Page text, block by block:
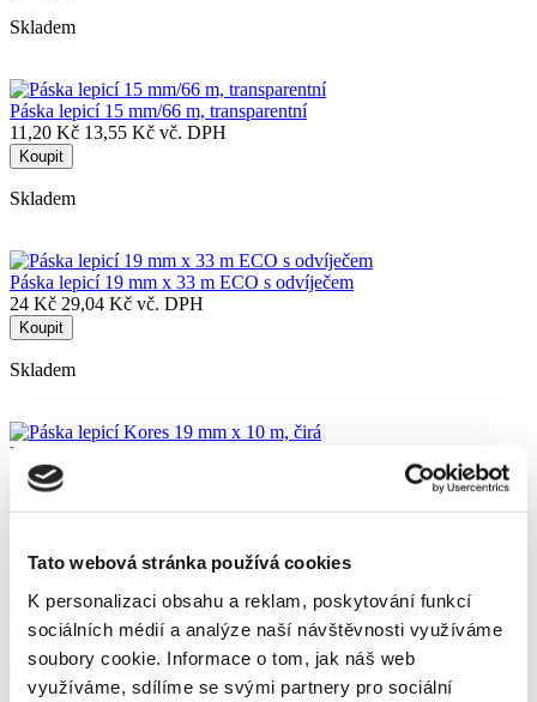
Tato webová stránka používá cookies
K personalizaci obsahu a reklam, poskytování funkcí
sociálních médií a analýze naší návštěvnosti využíváme
soubory cookie. Informace o tom, jak náš web
využíváme, sdílíme se svými partnery pro sociální
Skladem
Páska lepicí 15 mm/66 m, transparentní
11,20 Kč 13,55 Kč vč. DPH
Koupit
Skladem
Páska lepicí 19 mm x 33 m ECO s odvíječem
24 Kč 29,04 Kč vč. DPH
Koupit
Skladem
Páska lepicí Kores 19 mm x 10 m, čirá
7,50 Kč
Páska lepicí 30 mm x 50 m, krepová, žlutá
Koupit